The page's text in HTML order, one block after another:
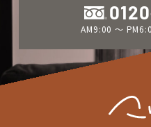
AM9:00 ～